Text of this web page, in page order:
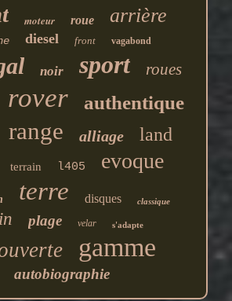
moteur roue arrière
diesel front vagabond
noir sport roues
rover authentique
range alliage land
terrain l405 evoque
terre disques classique
plage velar s'adapte
gamme
autobiographie